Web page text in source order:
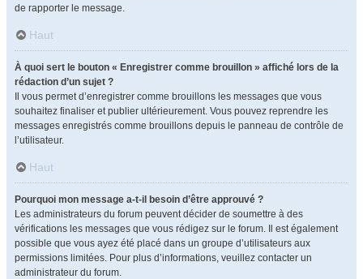
de rapporter le message.
Haut
À quoi sert le bouton « Enregistrer comme brouillon » affiché lors de la
rédaction d’un sujet ?
Il vous permet d’enregistrer comme brouillons les messages que vous
souhaitez finaliser et publier ultérieurement. Vous pouvez reprendre les
messages enregistrés comme brouillons depuis le panneau de contrôle de
l’utilisateur.
Haut
Pourquoi mon message a-t-il besoin d’être approuvé ?
Les administrateurs du forum peuvent décider de soumettre à des
vérifications les messages que vous rédigez sur le forum. Il est également
possible que vous ayez été placé dans un groupe d’utilisateurs aux
permissions limitées. Pour plus d’informations, veuillez contacter un
administrateur du forum.